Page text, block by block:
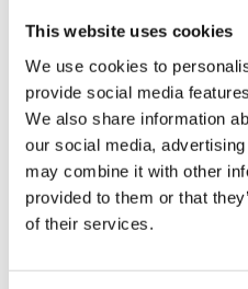
This website uses cookies
We use cookies to
provide social media
We also share information
our social media,
may combine it with other
provided to them or that
of their services.
109,95 beträgt:
£.
ANGEBOT!